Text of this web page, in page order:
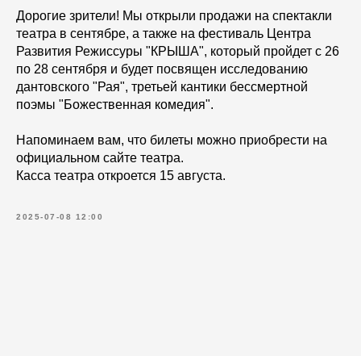
Дорогие зрители! Мы открыли продажи на спектакли
театра в сентябре, а также на фестиваль Центра
Развития Режиссуры "КРЫША", который пройдет с 26
по 28 сентября и будет посвящен исследованию
дантовского "Рая", третьей кантики бессмертной
поэмы "Божественная комедия".
Напоминаем вам, что билеты можно приобрести на
официальном сайте театра.
Касса театра откроется 15 августа.
2025-07-08 12:00